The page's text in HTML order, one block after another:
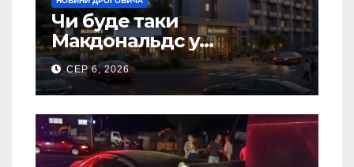
Чи буде таки
Макдональдс у
Дрогобичі? (Фото)
СЕР 6, 2026